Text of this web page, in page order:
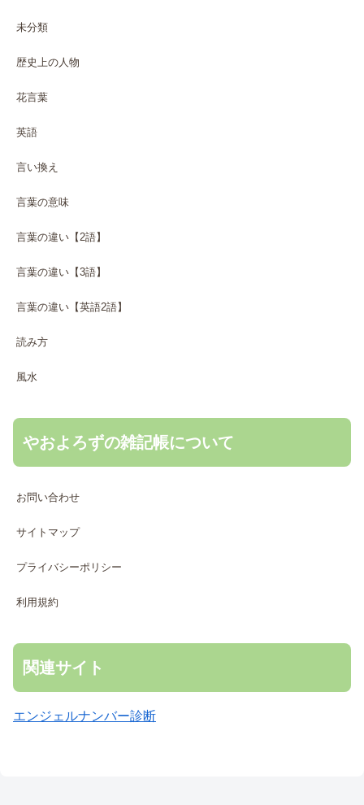
未分類
歴史上の人物
花言葉
英語
言い換え
言葉の意味
言葉の違い【2語】
言葉の違い【3語】
言葉の違い【英語2語】
読み方
風水
やおよろずの雑記帳について
お問い合わせ
サイトマップ
プライバシーポリシー
利用規約
関連サイト
エンジェルナンバー診断